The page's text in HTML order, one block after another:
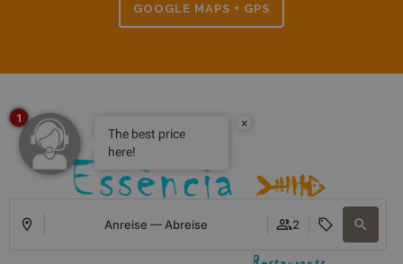
GOOGLE MAPS + GPS
Anreise — Abreise 2
×
The best price
here!
1